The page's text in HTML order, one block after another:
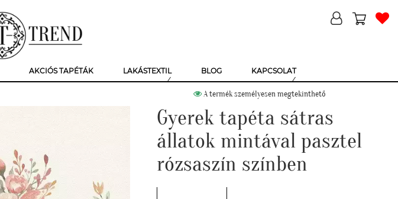
AKCIÓS TAPÉTÁK LAKÁSTEXTIL BLOG KAPCSOLAT
A termék személyesen megtekinthető
Gyerek tapéta sátras
állatok mintával pasztel
rózsaszín színben